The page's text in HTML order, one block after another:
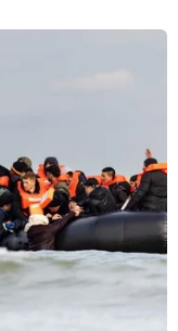
là tình yêu.